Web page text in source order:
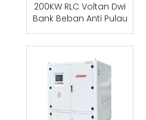
200KW RLC Voltan Dwi
Bank Beban Anti Pulau